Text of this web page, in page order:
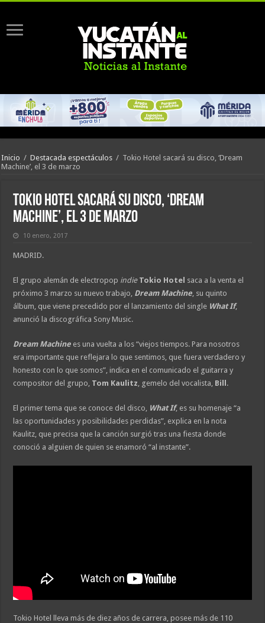
Inicio / Destacada espectáculos / Tokio Hotel sacará su disco, ‘Dream
Machine’, el 3 de marzo
Tokio Hotel sacará su disco, ‘Dream
Machine’, el 3 de marzo
10 enero, 2017
MADRID.
El grupo alemán de electropop indie Tokio Hotel saca a la venta el
próximo 3 marzo su nuevo trabajo, Dream Machine , su quinto
álbum, que viene precedido por el lanzamiento del single What If,
anunció la discográfica Sony Music.
Dream Machine es una vuelta a los “viejos tiempos. Para nosotros
era importante que reflejara lo que sentimos, que fuera verdadero y
honesto con lo que somos”, indica en el comunicado el guitarra y
compositor del grupo, Tom Kaulitz , gemelo del vocalista, Bill .
El primer tema que se conoce del disco, What If, es su homenaje “a
las oportunidades y posibilidades perdidas”, explica en la nota
Kaulitz, que precisa que la canción surgió tras una fiesta donde
conoció a alguien de quien se enamoró “al instante”.
Tokio Hotel lleva más de diez años de carrera, posee más de 110